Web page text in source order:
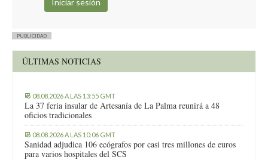
PUBLICIDAD
ÚLTIMAS NOTICIAS
08.08.2026 A LAS 13:55 GMT
La 37 feria insular de Artesanía de La Palma reunirá a 48
oficios tradicionales
08.08.2026 A LAS 10:06 GMT
Sanidad adjudica 106 ecógrafos por casi tres millones de euros
para varios hospitales del SCS